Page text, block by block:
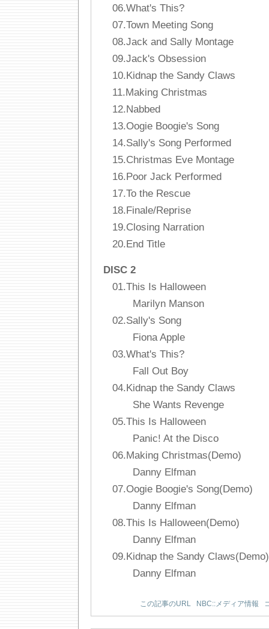
06.What's This?
07.Town Meeting Song
08.Jack and Sally Montage
09.Jack's Obsession
10.Kidnap the Sandy Claws
11.Making Christmas
12.Nabbed
13.Oogie Boogie's Song
14.Sally's Song Performed
15.Christmas Eve Montage
16.Poor Jack Performed
17.To the Rescue
18.Finale/Reprise
19.Closing Narration
20.End Title
DISC 2
01.This Is Halloween
Marilyn Manson
02.Sally's Song
Fiona Apple
03.What's This?
Fall Out Boy
04.Kidnap the Sandy Claws
She Wants Revenge
05.This Is Halloween
Panic! At the Disco
06.Making Christmas(Demo)
Danny Elfman
07.Oogie Boogie's Song(Demo)
Danny Elfman
08.This Is Halloween(Demo)
Danny Elfman
09.Kidnap the Sandy Claws(Demo)
Danny Elfman
この記事のURL NBC::メディア情報